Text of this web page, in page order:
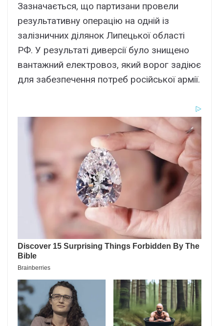
Зазначається, що партизани провели
результативну операцію на одній із
залізничних ділянок Липецької області
РФ. У результаті диверсії було знищено
вантажний електровоз, який ворог задіює
для забезпечення потреб російської армії.